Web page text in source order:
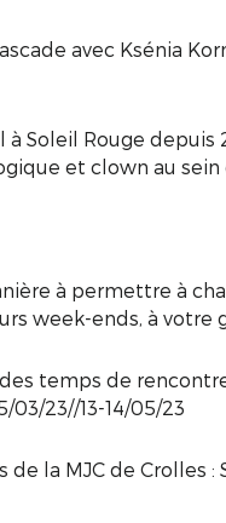
avec Ksénia
Soleil Rouge depuis
et clown au sein
à permettre à
week-ends, à votre
temps de
03/23//13-14/05/23
la MJC de Crolles :